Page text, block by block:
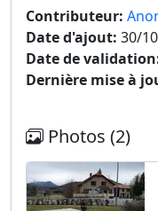
Contributeur:
Date d'ajout: 30/
Date de
Dernière mise à
Photos (2)